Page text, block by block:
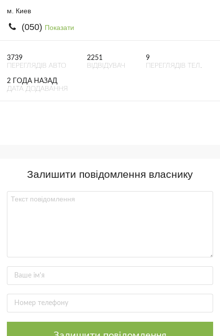
м. Киев
(050) Показати
3739
ПЕРЕГЛЯДІВ АВТО
2251
ВІДВІДУВАЧ
9
ПЕРЕГЛЯДІВ ТЕЛ.
2 ГОДА НАЗАД
ДАТА ДОДАВАННЯ
Залишити повідомлення власнику